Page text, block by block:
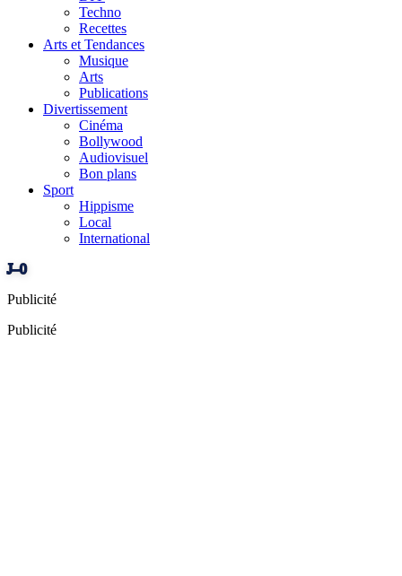
Techno
Recettes
Arts et Tendances
Musique
Arts
Publications
Divertissement
Cinéma
Bollywood
Audiovisuel
Bon plans
Sport
Hippisme
Local
International
J–0
Publicité
Publicité